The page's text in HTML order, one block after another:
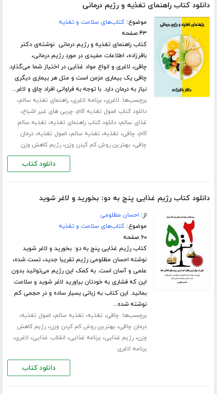
دانلود کتاب راهنمای تغذیه و رژیم درمانی
موضوع:کتاب‌های سلامت و تغذیه
۴۳ صفحه
کتاب راهنمای تغذیه و رژیم درمانی نوشته‌ی دکتر
باقرزاده، اطلاعات مفیدی در مورد رژیم درمانی،
چاقی، لاغری و انواع مواد غذایی در اختیاز شما می‌گذارد.
چاقی یک بیماری مزمن است و مثل هر بیماری دیگری
نیاز به درمان دارد. با توجه به فراوانی افراد چاق و لاغر...
برچسب‌ها: لاغری،برنامه لاغری،راهنمای تغذیه سالم،
دانلود کتاب اصول تغذیه pdf ، چربی های غیر اشباع،
غذای سالم،دانلود کتاب راهنمای تغذیه، تغذیه سالم
pdf، چاقی، تغذیه، تغذیه سالم، اصول تغذیه،درمان
چاقی،بهترین روش کم کردن وزن،رژیم کاهش وزن
دانلود کتاب
دانلود کتاب رژیم غذایی پنج به دو: بخورید و لاغر شوید
از: احسان مظلومی
موضوع:کتاب‌های سلامت و تغذیه
۶۰ صفحه
کتاب رژیم غذایی پنج به دو: بخورید و لاغر شوید
نوشته احسان مظلومی رژیم تقریبا جدید، تست شده،
علمی و آسان است. به کمک این رژیم می‌توانید بدون
این که فشاری به خودتان بیاورید لاغر شوید و سلامت
بمانید. این کتاب به زبانی بسیار ساده و در حجمی کم
نوشته شده...
برچسب‌ها: چاقی، تغذیه، تغذیه سالم، اصول تغذیه،
درمان چاقی،بهترین روش کم کردن وزن،رژیم کاهش
وزن،رژیم غذایی،برنامه غذایی، انقلاب غذایی، لاغری،
برنامه لاغری
دانلود کتاب